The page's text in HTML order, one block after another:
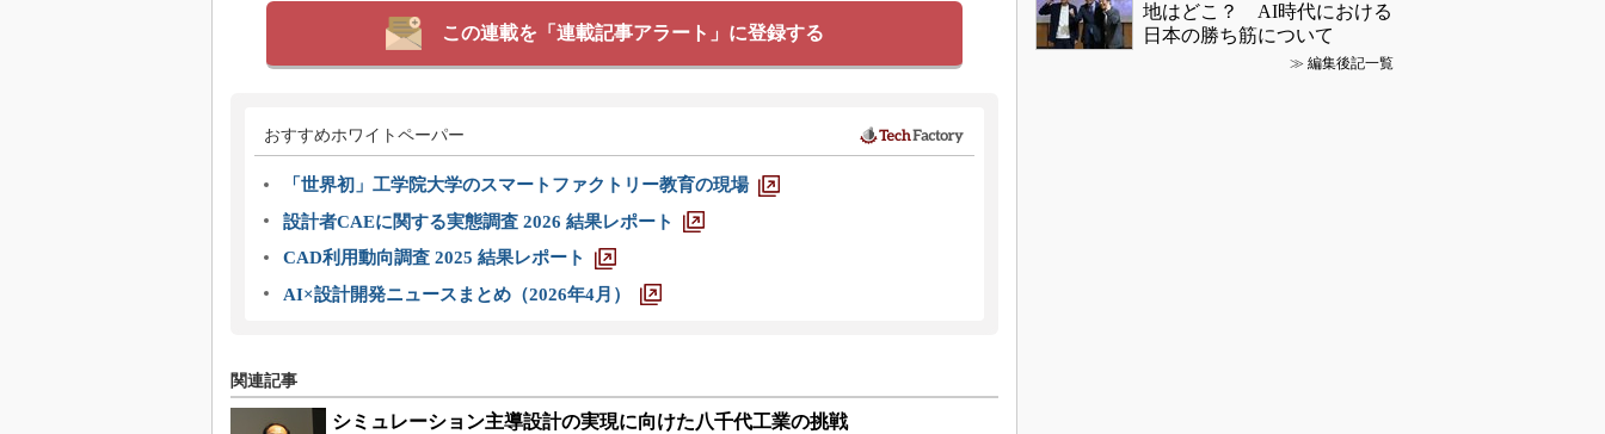
この連載を「連載記事アラート」に登録する
おすすめホワイトペーパー
「世界初」工学院大学のスマートファクトリー教育の現場
設計者CAEに関する実態調査 2026 結果レポート
CAD利用動向調査 2025 結果レポート
AI×設計開発ニュースまとめ（2026年4月）
関連記事
シミュレーション主導設計の実現に向けた八千代工業の挑戦
地はどこ？ AI時代における
日本の勝ち筋について
≫ 編集後記一覧